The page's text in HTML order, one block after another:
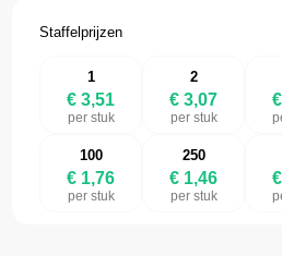
Staffelprijzen
1
€ 3,51
per stuk
2
€ 3,07
per stuk
100
€ 1,76
per stuk
250
€ 1,46
per stuk